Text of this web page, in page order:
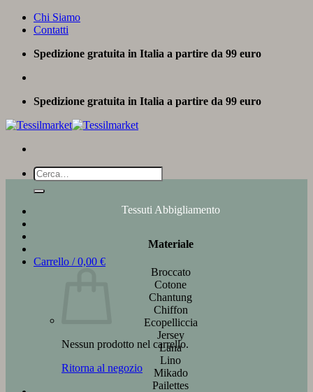
Salta
Chi Siamo
Contatti
Spedizione gratuita in Italia a partire da 99 euro
Spedizione gratuita in Italia a partire da 99 euro
Cerca:
Carrello /0,00 €
Nessun prodotto nel carrello.
Ritorna al negozio
Tessuti Abbigliamento
Materiale
Broccato
Cotone
Chantung
Chiffon
Ecopelliccia
Jersey
Lana
Lino
Mikado
Pailettes